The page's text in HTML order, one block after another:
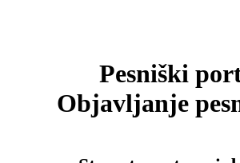
Pesniški
Objavljanje